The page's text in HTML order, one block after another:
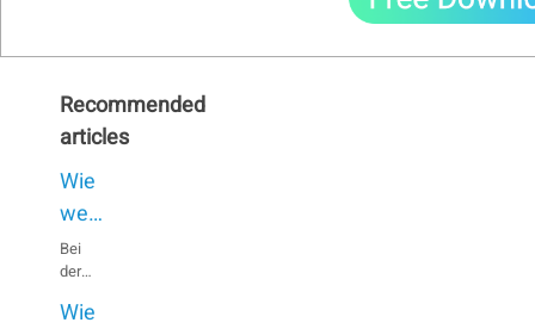
Recommended
articles
Wie
werden
die
Partikel
bei
Bei
der
mittels
Wie